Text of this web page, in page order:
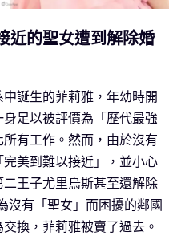
近的聖女遭到解除婚
誕生的菲莉雅，年幼時開
足以被評價為「歷代最強
有工作。然而，由於沒有
美到難以接近」，並小心
王子尤里烏斯甚至還解除
沒有「聖女」而困擾的鄰國
換，菲莉雅被賣了過去。